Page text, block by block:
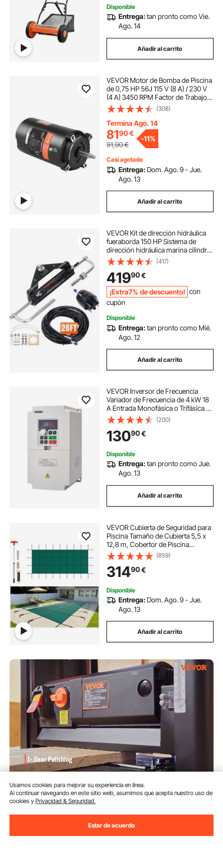
Disponible
Entrega:tan pronto como Vie.
Ago. 14
Añadir al carrito
VEVOR Motor de Bomba de Piscina
de 0,75 HP 56J 115 V (8 A) / 230 V
(4 A) 3450 RPM Factor de Trabajo
1,5 Condensador de 80 µF/250 V
Motor de Repuesto de Brida
Redonda Giratorio CCW para
Piscinas
(308)
Termina Ago. 14
8190€
91,90€
-11%
Casi agotado
Entrega: Dom. Ago. 9 - Jue.
Ago. 13
Añadir al carrito
VEVOR Kit de dirección hidráulica
fueraborda 150 HP Sistema de
dirección hidráulica marina cilindro
de bloqueo bidireccional manguera
de 26 pies para barcos de un solo
motor de una sola estación
(417)
41990€
¡Extra7% de descuento! con
cupón
Disponible
Entrega:tan pronto como Mié.
Ago. 12
Añadir al carrito
VEVOR Inversor de Frecuencia
Variador de Frecuencia de 4 kW 18
A Entrada Monofásica o Trifásica de
50/60 Hz a Salida Trifásica de 0-
2000 Hz VFD para Control de
Velocidad del Motor del Husillo
CNC
(200)
13090€
Disponible
Entrega:tan pronto como Jue.
Ago. 13
Añadir al carrito
VEVOR Cubierta de Seguridad para
Piscina Tamaño de Cubierta 5,5 x
12,8 m, Cobertor de Piscina
Tamaño de Piscina 4,9 x 12,2 m,
Lona de Piscina, para Todo Tipo de
Piscinas como Hogar, Jardín, Hotel
(859)
31490€
Disponible
Entrega: Dom. Ago. 9 - Jue.
Ago. 13
Añadir al carrito
VEVOR Cepilladora de
Sobremesa 2 Velocidades
Amperios y 2000 W Bajo Nivel
de Ruido para Madera Dura y
33990
Usamos cookies para mejorar su experiencia en línea.
Al continuar navegando en este sitio web, asumimos que acepta nuestro uso de
cookies yPrivacidad & Seguridad.
Estar de acuerdo